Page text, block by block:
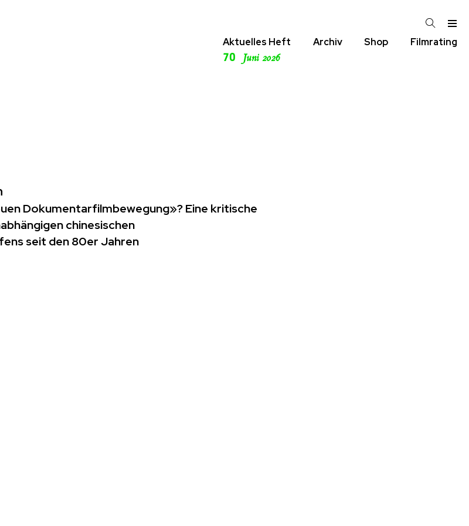
Aktuelles Heft
70 Juni 2026
Archiv Shop Filmrating
Dokumentarfilmbewegung»? Eine kritische
chinesischen
seit den 80er Jahren